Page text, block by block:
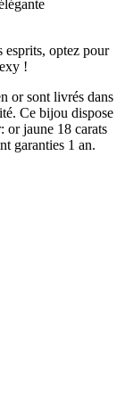
esprits, optez pour
!
or sont livrés dans
Ce bijou dispose
or jaune 18 carats
garanties 1 an.